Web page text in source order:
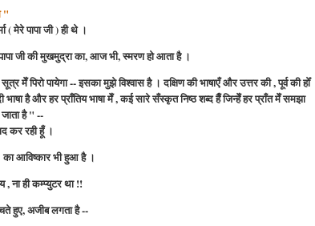
"
( मेरे पापा जी ) ही थे ।
जी की मुखमुद्रा का, आज भी, स्मरण हो आता है ।
पिरो पायेगा -- इसका मुझे विश्वास है । दक्षिण की भाषाएँ और उत्तर की , पूर्व की होँ
है और हर प्राँतिय भाषा मेँ , कई सारे सँस्कृत निष्ठ शब्द हैँ जिन्हेँ हर प्राँत मेँ समझा
है " --
कर रही हूँ ।
का आविष्कार भी हुआ है ।
ना ही कम्प्युटर था !!
हुए, अजीब लगता है --